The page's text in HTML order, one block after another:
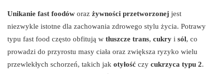
Unikanie fast foodów oraz żywności przetworzonej jest
niezwykle istotne dla zachowania zdrowego stylu życia. Potrawy
typu fast food często obfitują w tłuszcze trans, cukry i sól, co
prowadzi do przyrostu masy ciała oraz zwiększa ryzyko wielu
przewlekłych schorzeń, takich jak otyłość czy cukrzyca typu 2.